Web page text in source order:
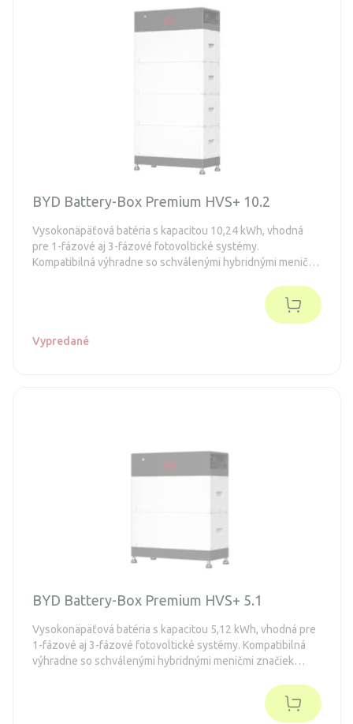
BYD Battery-Box Premium HVS+ 10.2
Vysokonäpäťová batéria s kapacitou 10,24 kWh, vhodná
pre 1-fázové aj 3-fázové fotovoltické systémy.
Kompatibilná výhradne so schválenými hybridnými meničmi
Vypredané
BYD Battery-Box Premium HVS+ 5.1
Vysokonäpäťová batéria s kapacitou 5,12 kWh, vhodná pre
1-fázové aj 3-fázové fotovoltické systémy. Kompatibilná
výhradne so schválenými hybridnými meničmi značiek